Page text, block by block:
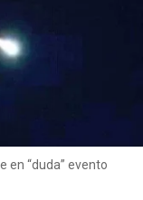
en “duda” evento